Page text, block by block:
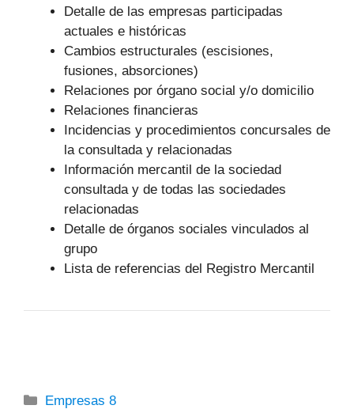
Detalle de las empresas participadas
actuales e históricas
Cambios estructurales (escisiones,
fusiones, absorciones)
Relaciones por órgano social y/o domicilio
Relaciones financieras
Incidencias y procedimientos concursales de
la consultada y relacionadas
Información mercantil de la sociedad
consultada y de todas las sociedades
relacionadas
Detalle de órganos sociales vinculados al
grupo
Lista de referencias del Registro Mercantil
Categorías
Empresas 8